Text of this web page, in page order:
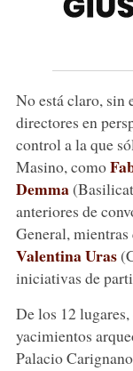
No está claro, sin
directores en
control a la que
Masino, como
Demma
anteriores de
General, mientras
Valentina Uras
iniciativas de
De los 12
yacimientos
Palacio